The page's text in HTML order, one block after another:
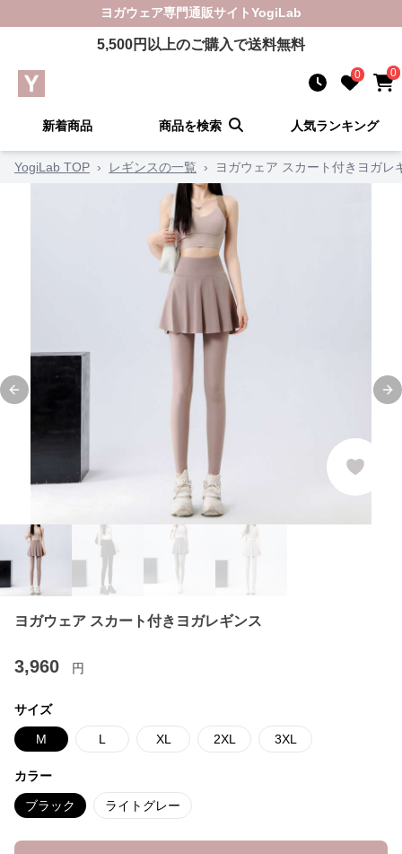
ヨガウェア専門通販サイトYogiLab
5,500円以上のご購入で送料無料
0 0
新着商品 商品を検索 人気ランキング
YogiLab TOP › レギンスの一覧 › ヨガウェア スカート付きヨガレ
Previous slide
ヨガウェア スカート付きヨガレギンス
3,960 円
サイズ
M L XL 2XL 3XL
カラー
ブラック ライトグレー